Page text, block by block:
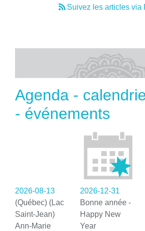
Suivez les articles via
Agenda -
- événements
2026-08-13
(Québec) (Lac
Saint-Jean)
Ann-Marie
2026-12-31
Bonne année -
Happy New
Year